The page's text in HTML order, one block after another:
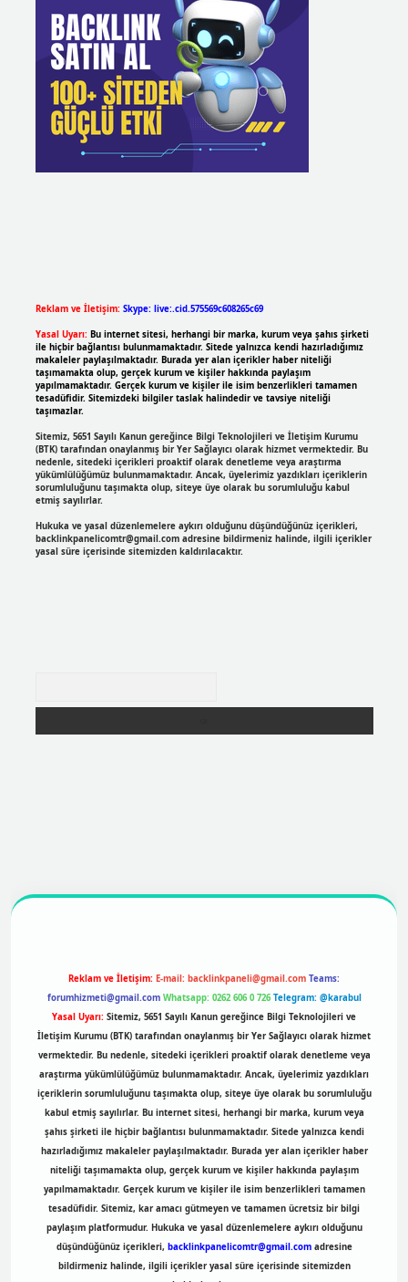
Reklam ve İletişim: Skype: live:.cid.575569c608265c69
Yasal Uyarı: Bu internet sitesi, herhangi bir marka, kurum veya şahıs şirketi
ile hiçbir bağlantısı bulunmamaktadır. Sitede yalnızca kendi hazırladığımız
makaleler paylaşılmaktadır. Burada yer alan içerikler haber niteliği
taşımamakta olup, gerçek kurum ve kişiler hakkında paylaşım
yapılmamaktadır. Gerçek kurum ve kişiler ile isim benzerlikleri tamamen
tesadüfidir. Sitemizdeki bilgiler taslak halindedir ve tavsiye niteliği
taşımazlar.
Sitemiz, 5651 Sayılı Kanun gereğince Bilgi Teknolojileri ve İletişim Kurumu
(BTK) tarafından onaylanmış bir Yer Sağlayıcı olarak hizmet vermektedir. Bu
nedenle, sitedeki içerikleri proaktif olarak denetleme veya araştırma
yükümlülüğümüz bulunmamaktadır. Ancak, üyelerimiz yazdıkları içeriklerin
sorumluluğunu taşımakta olup, siteye üye olarak bu sorumluluğu kabul
etmiş sayılırlar.
Hukuka ve yasal düzenlemelere aykırı olduğunu düşündüğünüz içerikleri,
backlinkpanelicomtr@gmail.comadresine bildirmeniz halinde, ilgili içerikler
yasal süre içerisinde sitemizden kaldırılacaktır.
Reklam ve İletişim: E-mail: backlinkpaneli@gmail.com Teams:
forumhizmeti@gmail.com Whatsapp: 0262 606 0 726 Telegram: @karabul
Yasal Uyarı: Sitemiz, 5651 Sayılı Kanun gereğince Bilgi Teknolojileri ve
İletişim Kurumu (BTK) tarafından onaylanmış bir Yer Sağlayıcı olarak hizmet
vermektedir. Bu nedenle, sitedeki içerikleri proaktif olarak denetleme veya
araştırma yükümlülüğümüz bulunmamaktadır. Ancak, üyelerimiz yazdıkları
içeriklerin sorumluluğunu taşımakta olup, siteye üye olarak bu sorumluluğu
kabul etmiş sayılırlar. Bu internet sitesi, herhangi bir marka, kurum veya
şahıs şirketi ile hiçbir bağlantısı bulunmamaktadır. Sitede yalnızca kendi
hazırladığımız makaleler paylaşılmaktadır. Burada yer alan içerikler haber
niteliği taşımamakta olup, gerçek kurum ve kişiler hakkında paylaşım
yapılmamaktadır. Gerçek kurum ve kişiler ile isim benzerlikleri tamamen
tesadüfidir. Sitemiz, kar amacı gütmeyen ve tamamen ücretsiz bir bilgi
paylaşım platformudur. Hukuka ve yasal düzenlemelere aykırı olduğunu
düşündüğünüz içerikleri, backlinkpanelicomtr@gmail.comadresine
bildirmeniz halinde, ilgili içerikler yasal süre içerisinde sitemizden